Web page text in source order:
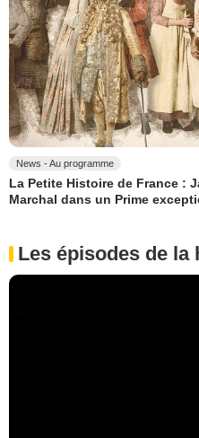
News - Au programme
La Petite Histoire de France :
Marchal dans un Prime
Les épisodes de la